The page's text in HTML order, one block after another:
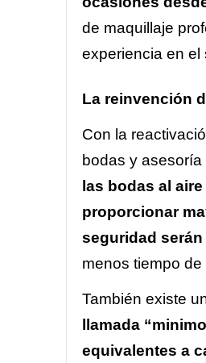
de maquillaje
experiencia en el
La reinvención
Con la
bodas y
las bodas al
proporcionar
seguridad
menos tiempo de
También existe
llamada
equivalentes a